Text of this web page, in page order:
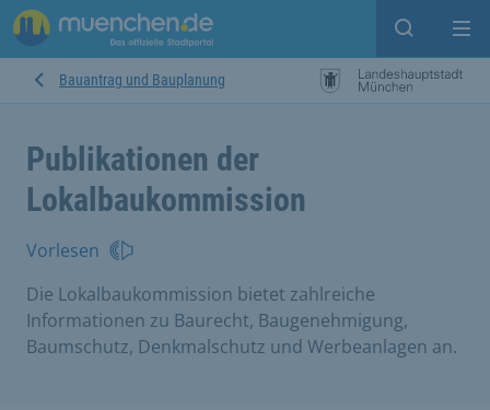
Suche
Bauantrag und Bauplanung
Publikationen der
Lokalbaukommission
Vorlesen
Die Lokalbaukommission bietet zahlreiche
Informationen zu Baurecht, Baugenehmigung,
Baumschutz, Denkmalschutz und Werbeanlagen an.